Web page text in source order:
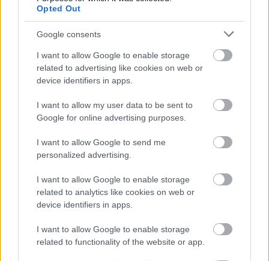
Opted Out
Google consents
I want to allow Google to enable storage
related to advertising like cookies on web or
device identifiers in apps.
I want to allow my user data to be sent to
Google for online advertising purposes.
I want to allow Google to send me
personalized advertising.
I want to allow Google to enable storage
related to analytics like cookies on web or
device identifiers in apps.
I want to allow Google to enable storage
related to functionality of the website or app.
leggyakoribb támadási felület a hajad -
így tudod kivédeni a váratlan erőszakot
A legfontosabb, hogy minélgyorsabban
megszüntessük a nyakunkra kulcsolódó kezek
szorítását.Ehhez a támadó egyik hüvelyujját a
kezünkből formázott kampóval lefejtjük,
magunkhoz szorítjuk, és a nagyobb erőkifejtés
érdekében a testünkkel együtt fordulunk.
másik kezünkkel eközben feltoljuk a fejet és az
ujjainkkal a szemekbe nyúlunk.